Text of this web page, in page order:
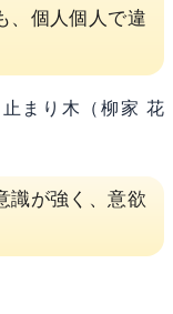
、個人個人で違
まり木（柳家 花
識が強く、意欲